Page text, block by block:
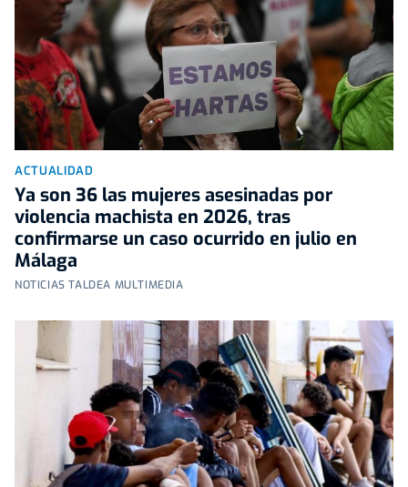
ACTUALIDAD
Ya son 36 las mujeres asesinadas por
violencia machista en 2026, tras
confirmarse un caso ocurrido en julio en
Málaga
NOTICIAS TALDEA MULTIMEDIA